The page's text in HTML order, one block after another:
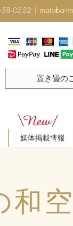
0552 | matoba-
置き畳の
媒体掲載情報
和